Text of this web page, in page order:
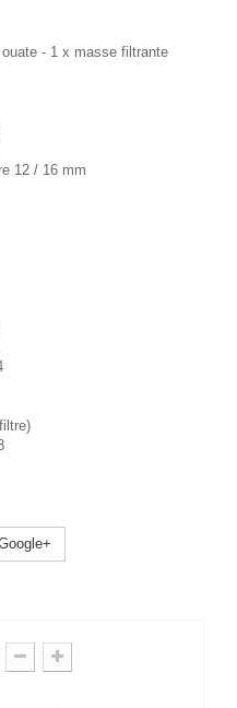
- 1 x masse filtrante
12 / 16 mm